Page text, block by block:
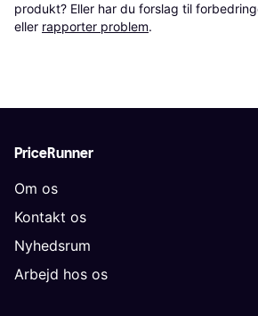
produkt? Eller har du forslag til
eller rapporter problem.
PriceRunner
Om os
Kontakt os
Nyhedsrum
Arbejd hos os